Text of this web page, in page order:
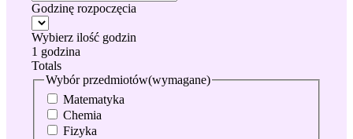
Godzinę rozpoczęcia
Wybierz ilość godzin
1 godzina
Totals
Wybór przedmiotów(wymagane)
Matematyka
Chemia
Fizyka